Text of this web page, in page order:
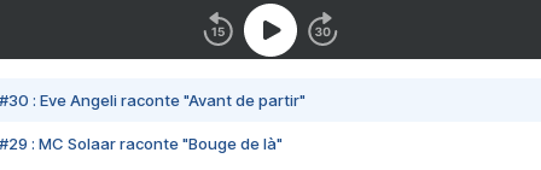
#30 : Eve Angeli raconte "Avant de partir"
#29 : MC Solaar raconte "Bouge de là"